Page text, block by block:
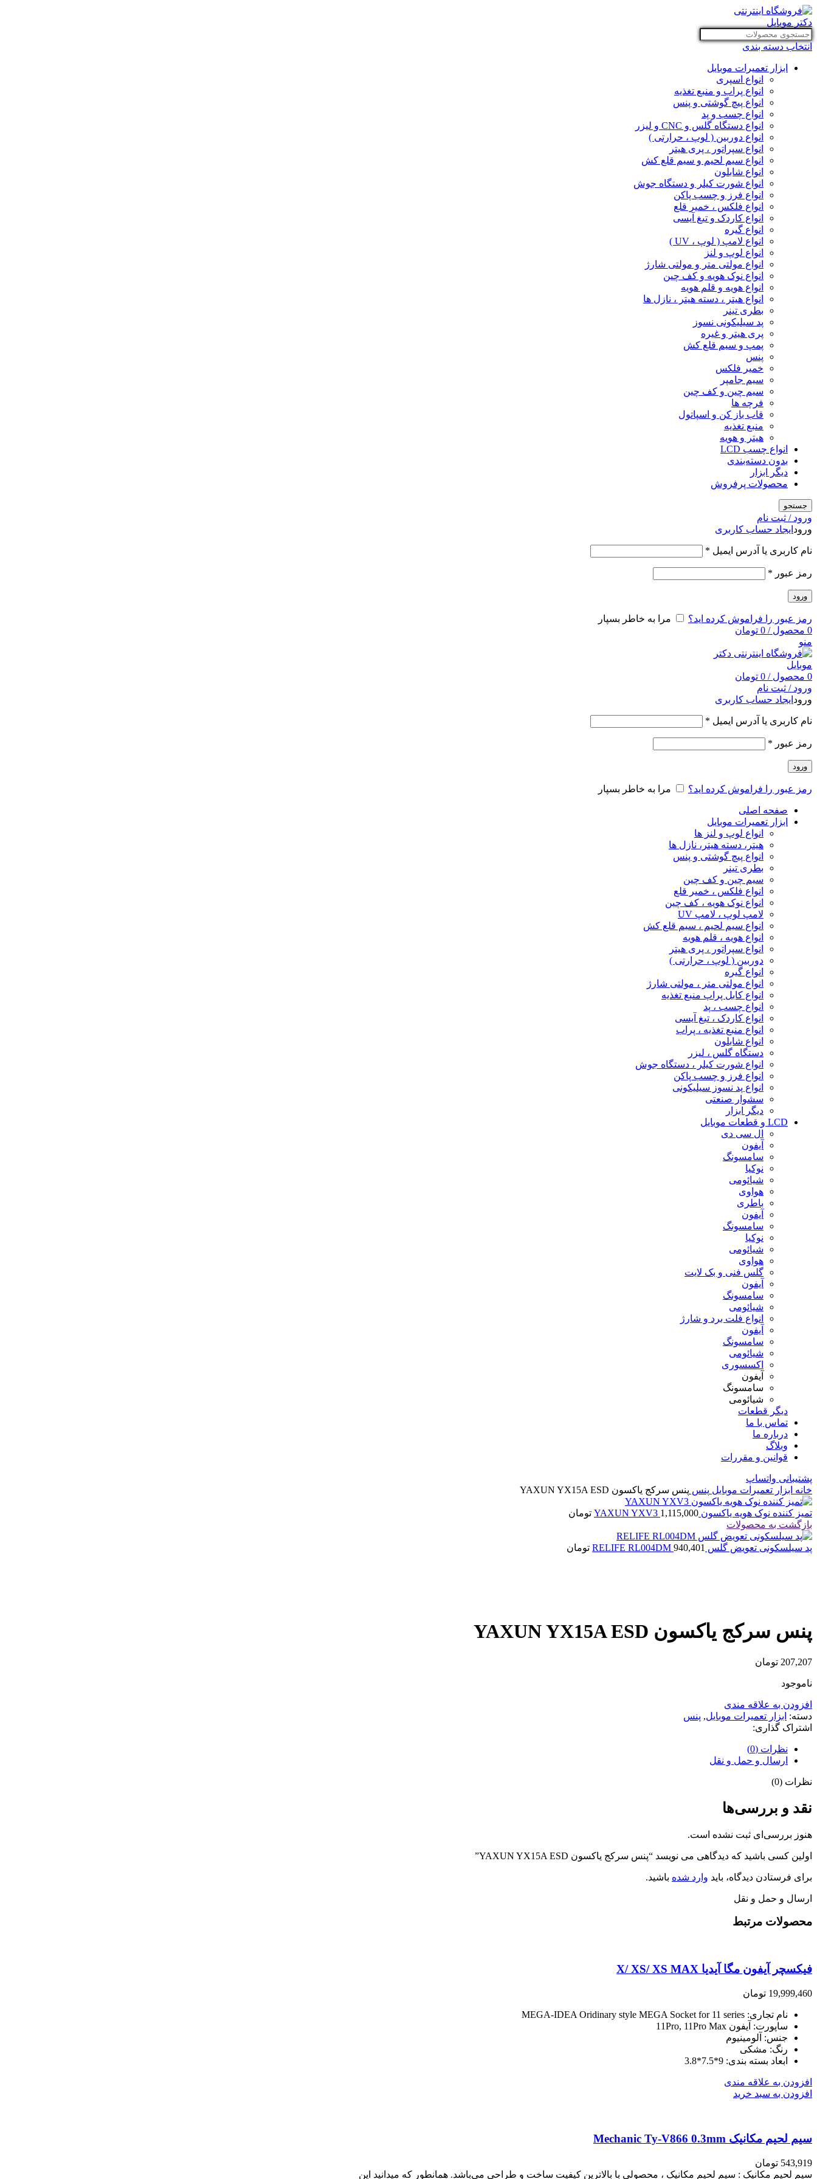
انتخاب دسته بندی
ابزار تعمیرات موبایل
انواع اسپری
انواع پراب و منبع تغذیه
انواع پیچ گوشتی و پنس
انواع چسب و پد
انواع دستگاه گلس و CNC و لیزر
انواع دوربین ( لوپ ، حرارتی )
انواع سپراتور ، پری هیتر
انواع سیم لحیم و سیم قلع کش
انواع شابلون
انواع شورت کیلر و دستگاه جوش
انواع فرز و چسب پاکن
انواع فلکس ، خمیر قلع
انواع کاردک و تیغ آیسی
انواع گیره
انواع لامپ ( لوپ ، UV )
انواع لوپ و لنز
انواع مولتی متر و مولتی شارژ
انواع نوک هویه و کف چین
انواع هویه و قلم هویه
انواع هیتر ، دسته هیتر ، نازل ها
بطری تینر
پد سیلیکونی نسوز
پری هیتر و غیره
پمپ و سیم قلع کش
پنس
خمیر فلکس
سیم جامپر
سیم چین و کف چین
فرچه ها
قاب باز کن و اسپاتول
منبع تغذیه
هیتر و هویه
انواع چسب LCD
بدون دسته‌بندی
دیگر ابزار
محصولات پرفروش
جستجو
ورود / ثبت نام
ورود ایجاد حساب کاربری
نام کاربری یا آدرس ایمیل *
رمز عبور *
ورود
رمز عبور را فراموش کرده اید؟
مرا به خاطر بسپار
0 محصول /
0 تومان
منو
0 محصول /
0 تومان
ورود / ثبت نام
ورود ایجاد حساب کاربری
نام کاربری یا آدرس ایمیل *
رمز عبور *
ورود
رمز عبور را فراموش کرده اید؟ مرا به خاطر بسپار
صفحه اصلی
ابزار تعمیرات موبایل
انواع لوپ و لنز ها
هیتر، دسته هیتر، نازل ها
انواع پیچ‌ گوشتی و پنس
بطری تینر
سیم چین و کف چین
انواع فلکس ، خمیر قلع
انواع نوک هویه ، کف چین
لامپ لوپ ، لامپ UV
انواع سیم لحیم ، سیم قلع کش
انواع هویه ، قلم هویه
انواع سپراتور ، پری هیتر
دوربین ( لوپ ، حرارتی )
انواع گیره
انواع مولتی متر ، مولتی شارژ
انواع کابل پراپ منبع تغذیه
انواع چسب ، پد
انواع کاردک ، تیغ آیسی
انواع منبع تغذیه ، پراب
انواع شابلون
دستگاه گلس ، لیزر
انواع شورت کیلر ، دستگاه جوش
انواع فرز و چسب پاکن
انواع پد نسوز سیلیکونی
سشوار صنعتی
دیگر ابزار
LCD و قطعات موبایل
ال سی دی
آیفون
سامسونگ
نوکیا
شیائومی
هواوی
باطری
آیفون
سامسونگ
نوکیا
شیائومی
هواوی
گلس فنی و بک لایت
آیفون
سامسونگ
شیائومی
انواع فلت برد و شارژ
آیفون
سامسونگ
شیائومی
اکسسوری
آیفون
سامسونگ
شیائومی
دیگر قطعات
تماس با ما
درباره ما
وبلاگ
قوانین و مقررات
پشتیبانی واتساپ
خانه ابزار تعمیرات موبایل پنس پنس سرکج یاکسون YAXUN YX15A ESD
تمیز کننده نوک هویه یاکسون YAXUN YXV3 1,115,000
تومان
بازگشت به محصولات
پد سیلسکونی تعویض گلس RELIFE RL004DM 940,401
تومان
پنس سرکج یاکسون YAXUN YX15A ESD
207,207 تومان
ناموجود
افزودن به علاقه مندی
دسته: ابزار تعمیرات موبایل, پنس
اشتراک گذاری:
نظرات (0)
ارسال و حمل و نقل
نظرات (0)
نقد و بررسی‌ها
هنوز بررسی‌ای ثبت نشده است.
اولین کسی باشید که دیدگاهی می نویسد “پنس سرکج یاکسون YAXUN YX15A ESD”
برای فرستادن دیدگاه، باید وارد شده باشید.
ارسال و حمل و نقل
محصولات مرتبط
فیکسچر آیفون مگا آیدیا X/ XS/ XS MAX
19,999,460 تومان
نام تجاری: MEGA-IDEA
Oridinary style MEGA Socket for 11 series
ساپورت: آیفون 11Pro, 11Pro Max
جنس: آلومینیوم
رنگ: مشکی
ابعاد بسته بندی: 9*7.5*3.8
افزودن به علاقه مندی
افزودن به سبد خرید
سیم لحیم مکانیک Mechanic Ty-V866 0.3mm
543,919 تومان
سیم لحیم مکانیک : سیم لحیم مکانیک ، محصولی با بالاترین کیفیت ساخت و طراحی می‌باشد. همانطور که میدانید این